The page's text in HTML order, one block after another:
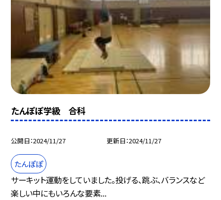
たんぽぽ学級 合科
公開日 2024/11/27 更新日 2024/11/27
たんぽぽ
サーキット運動をしていました。投げる、跳ぶ、バランスなど
楽しい中にもいろんな要素...